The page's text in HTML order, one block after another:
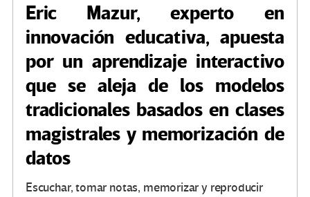
Eric Mazur, experto en
innovación educativa, apuesta
por un aprendizaje interactivo
que se aleja de los modelos
tradicionales basados en clases
magistrales y memorización de
datos
Escuchar, tomar notas, memorizar y reproducir